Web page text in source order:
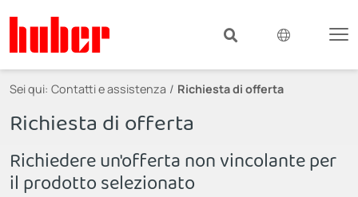
Sei qui: Contatti e assistenza Richiesta di offerta
Richiesta di offerta
Richiedere un'offerta non vincolante per
il prodotto selezionato